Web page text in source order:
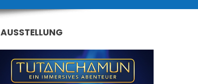
AUSSTELLUNG